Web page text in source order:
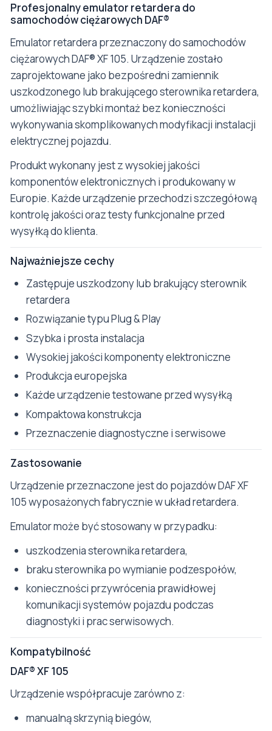
Profesjonalny emulator retardera do
samochodów ciężarowych DAF®
Emulator retardera przeznaczony do samochodów
ciężarowych DAF® XF 105. Urządzenie zostało
zaprojektowane jako bezpośredni zamiennik
uszkodzonego lub brakującego sterownika retardera,
umożliwiając szybki montaż bez konieczności
wykonywania skomplikowanych modyfikacji instalacji
elektrycznej pojazdu.
Produkt wykonany jest z wysokiej jakości
komponentów elektronicznych i produkowany w
Europie. Każde urządzenie przechodzi szczegółową
kontrolę jakości oraz testy funkcjonalne przed
wysyłką do klienta.
Najważniejsze cechy
Zastępuje uszkodzony lub brakujący sterownik
retardera
Rozwiązanie typu Plug & Play
Szybka i prosta instalacja
Wysokiej jakości komponenty elektroniczne
Produkcja europejska
Każde urządzenie testowane przed wysyłką
Kompaktowa konstrukcja
Przeznaczenie diagnostyczne i serwisowe
Zastosowanie
Urządzenie przeznaczone jest do pojazdów DAF XF
105 wyposażonych fabrycznie w układ retardera.
Emulator może być stosowany w przypadku:
uszkodzenia sterownika retardera,
braku sterownika po wymianie podzespołów,
konieczności przywrócenia prawidłowej
komunikacji systemów pojazdu podczas
diagnostyki i prac serwisowych.
Kompatybilność
DAF® XF 105
Urządzenie współpracuje zarówno z:
manualną skrzynią biegów,